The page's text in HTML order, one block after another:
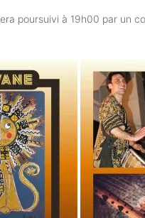
poursuivi à 19h00 par un